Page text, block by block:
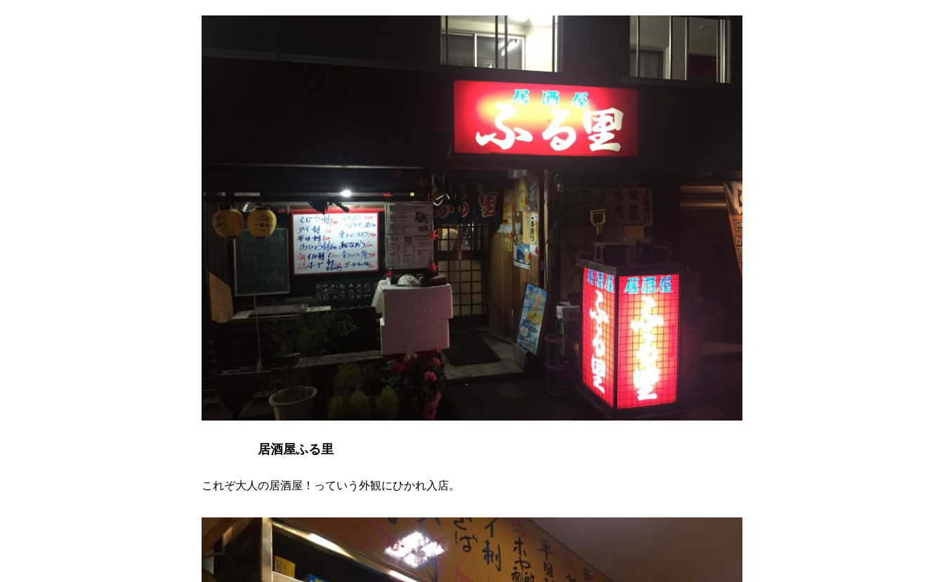
居酒屋ふる里
これぞ大人の居酒屋！っていう外観にひかれ入店。